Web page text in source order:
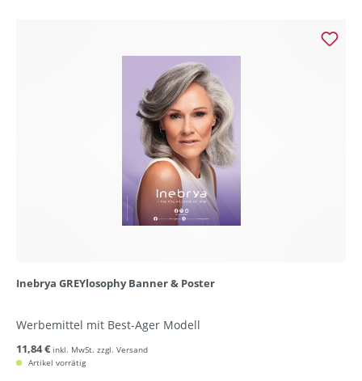
Inebrya GREYlosophy Banner & Poster
Werbemittel mit Best-Ager Modell
11,84 € inkl. MwSt. zzgl. Versand
Artikel vorrätig